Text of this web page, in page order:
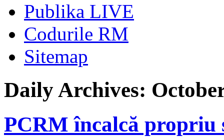
Publika LIVE
Codurile RM
Sitemap
Daily Archives:
PCRM încalcă propriu